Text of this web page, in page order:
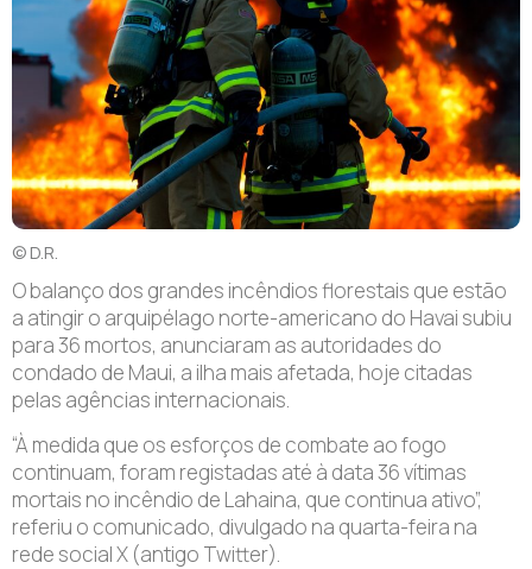
© D.R.
O balanço dos grandes incêndios florestais que estão
a atingir o arquipélago norte-americano do Havai subiu
para 36 mortos, anunciaram as autoridades do
condado de Maui, a ilha mais afetada, hoje citadas
pelas agências internacionais.
“À medida que os esforços de combate ao fogo
continuam, foram registadas até à data 36 vítimas
mortais no incêndio de Lahaina, que continua ativo”,
referiu o comunicado, divulgado na quarta-feira na
rede social X (antigo Twitter).